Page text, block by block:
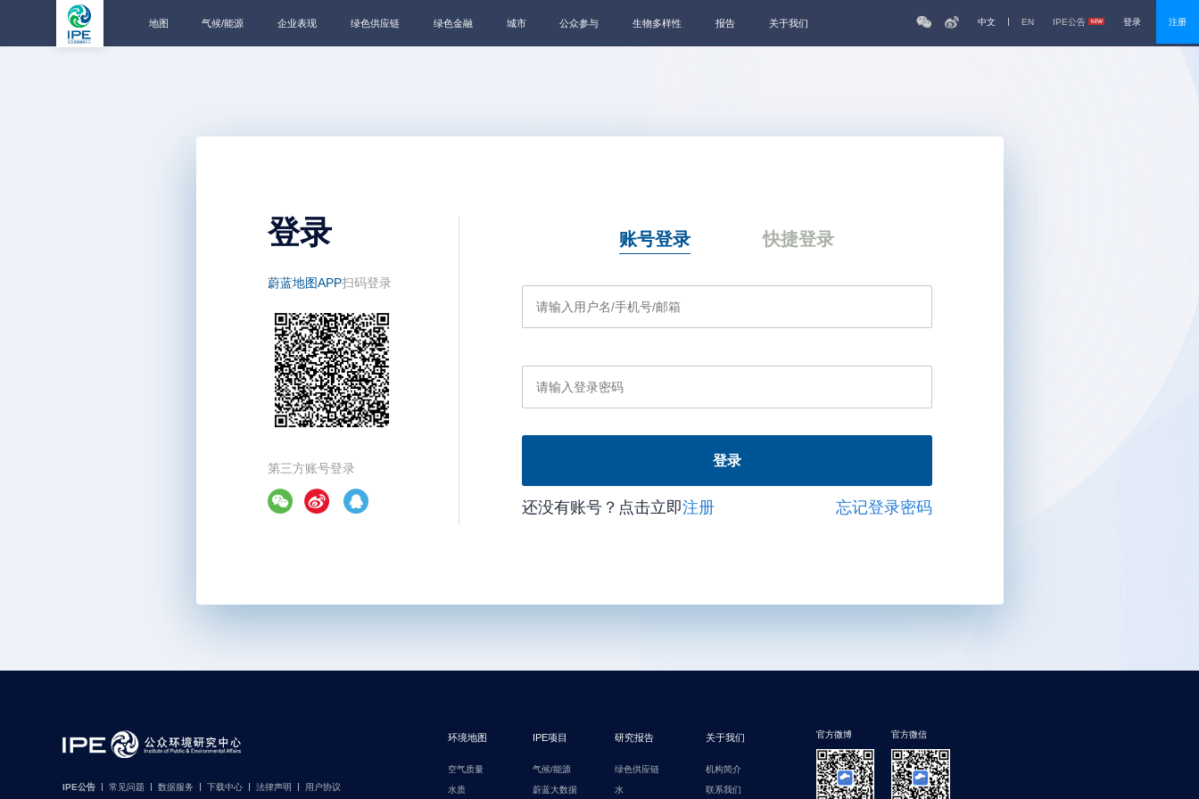
地图 气候/能源 企业表现 绿色供应链 绿色金融 城市 公众参与 生物多样性 报告 关于我们 中文 EN IPE公告 登录 注册
登录
蔚蓝地图APP扫码登录
第三方账号登录
账号登录 快捷登录
登录
忘记登录密码
还没有账号？点击立即注册
IPE公告 常见问题 数据服务 下载中心 法律声明 用户协议
环境地图
空气质量
水质
IPE项目
气候/能源
蔚蓝大数据
研究报告
绿色供应链
水
关于我们
机构简介
联系我们
官方微博 官方微信